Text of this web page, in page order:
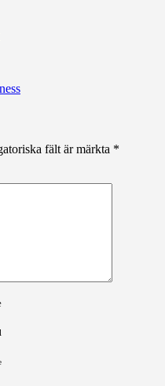
fält är märkta *